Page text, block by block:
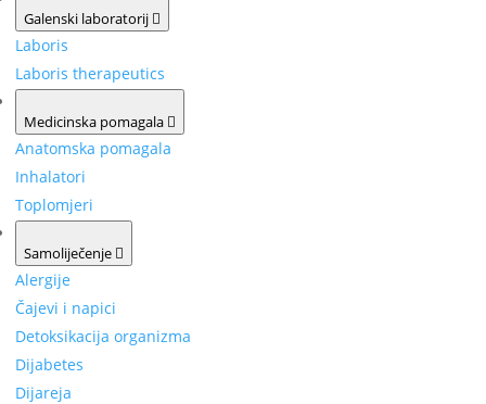
Galenski laboratorij
Laboris
Laboris therapeutics
Medicinska pomagala
Anatomska pomagala
Inhalatori
Toplomjeri
Samoliječenje
Alergije
Čajevi i napici
Detoksikacija organizma
Dijabetes
Dijareja